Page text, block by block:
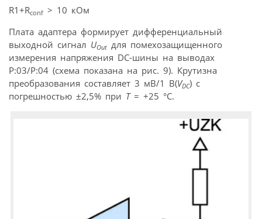
R1+Rconf > 10 кОм
Плата адаптера формирует дифференциальный
выходной сигнал UOut для помехозащищенного
измерения напряжения DC-шины на выводах
P:03/P:04 (схема показана на рис. 9). Крутизна
преобразования составляет 3 мВ/1 В(VDC) с
погрешностью ±2,5% при Т= +25 °С.